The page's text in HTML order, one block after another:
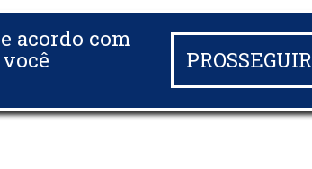
acordo com
PROSSEGUIR